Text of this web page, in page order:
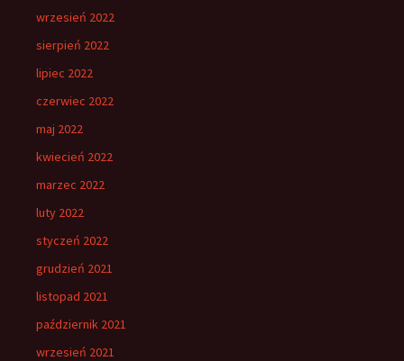
wrzesień 2022
sierpień 2022
lipiec 2022
czerwiec 2022
maj 2022
kwiecień 2022
marzec 2022
luty 2022
styczeń 2022
grudzień 2021
listopad 2021
październik 2021
wrzesień 2021